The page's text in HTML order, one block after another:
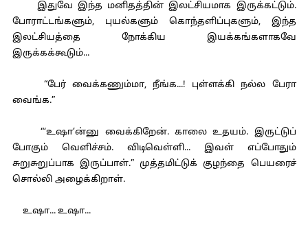
இதுவே இந்த மனிதத்தின் இலட்சியமாக இருக்கட்டும்.
போராட்டங்களும், புயல்களும் கொந்தளிப்புகளும், இந்த
இலட்சியத்தை நோக்கிய இயக்கங்களாகவே
இருக்கக்கூடும்...
“பேர் வைக்கணும்மா, நீங்க...! புள்ளக்கி நல்ல பேரா
வைங்க.”
“‘உஷா’ன்னு வைக்கிறேன். காலை உதயம். இருட்டுப்
போகும் வெளிச்சம். விடிவெள்ளி... இவள் எப்போதும்
சுறுசுறுப்பாக இருப்பாள்.” முத்தமிட்டுக் குழந்தை பெயரைச்
சொல்லி அழைக்கிறாள்.
உஷா... உஷா...